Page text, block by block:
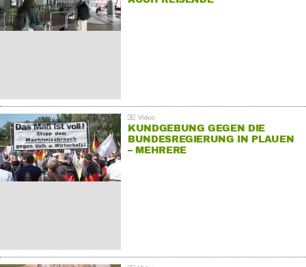
KUNDGEBUNG GEGEN DIE
BUNDESREGIERUNG IN PLAUEN
– MEHRERE